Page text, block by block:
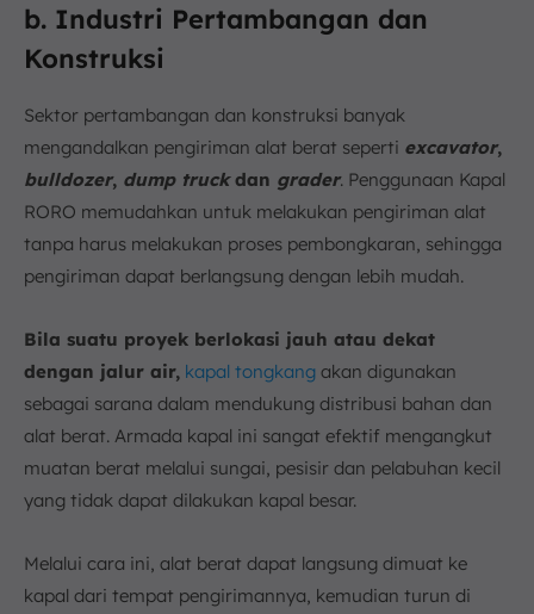
b. Industri Pertambangan dan
Konstruksi
Sektor pertambangan dan konstruksi banyak
mengandalkan pengiriman alat berat seperti excavator,
bulldozer, dump truckdan grader. Penggunaan Kapal
RORO memudahkan untuk melakukan pengiriman alat
tanpa harus melakukan proses pembongkaran, sehingga
pengiriman dapat berlangsung dengan lebih mudah.
Bila suatu proyek berlokasi jauh atau dekat
dengan jalur air, kapal tongkang akan digunakan
sebagai sarana dalam mendukung distribusi bahan dan
alat berat. Armada kapal ini sangat efektif mengangkut
muatan berat melalui sungai, pesisir dan pelabuhan kecil
yang tidak dapat dilakukan kapal besar.
Melalui cara ini, alat berat dapat langsung dimuat ke
kapal dari tempat pengirimannya, kemudian turun di